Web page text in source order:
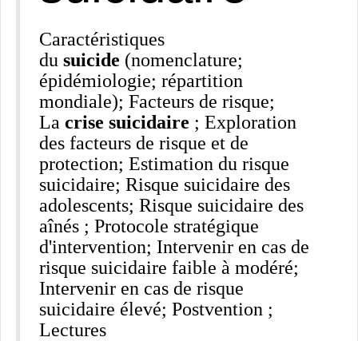
Caractéristiques
du suicide (nomenclature;
épidémiologie; répartition
mondiale); Facteurs de risque;
La crise suicidaire ; Exploration
des facteurs de risque et de
protection; Estimation du risque
suicidaire; Risque suicidaire des
adolescents; Risque suicidaire des
aînés ; Protocole stratégique
d'intervention; Intervenir en cas de
risque suicidaire faible à modéré;
Intervenir en cas de risque
suicidaire élevé; Postvention ;
Lectures